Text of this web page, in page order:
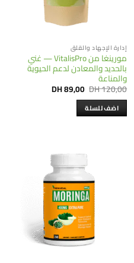
إدارة الإجهاد والقلق
مورينغا من VitalisPro — غني
بالحديد والمعادن لدعم الحيوية
والمناعة
DH120,00
Original
price
was:
DH 120,00.
DH89,00
Current
price
اضف للسلة